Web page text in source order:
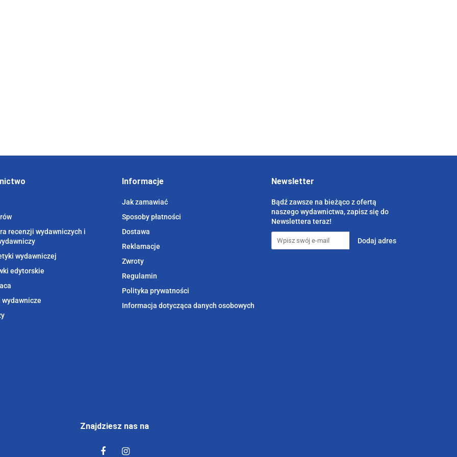
recenzji wydawniczych i
wydawniczej
edytorskie
Informacje
Jak zamawiać
Sposoby płatności
Dostawa
Reklamacje
Zwroty
Regulamin
Polityka prywatności
Informacja dotycząca danych osobowych
Newsletter
Bądź zawsze na bieżąco z ofertą
naszego wydawnictwa, zapisz się do
Newslettera teraz!
Znajdziesz nas na